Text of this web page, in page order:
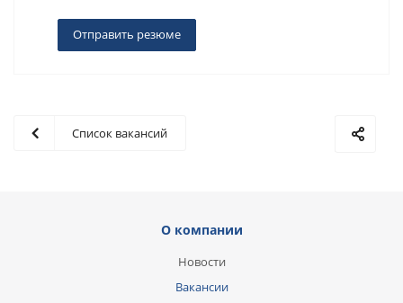
Отправить резюме
Список вакансий
О компании
Новости
Вакансии